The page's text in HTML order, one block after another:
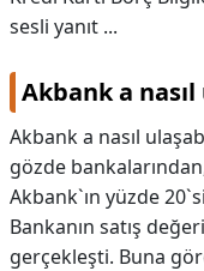
sesli yanıt ...
Akbank a
Akbank a nasıl
gözde
Akbank`ın yüzde
Bankanın satış
gerçekleşti. Buna